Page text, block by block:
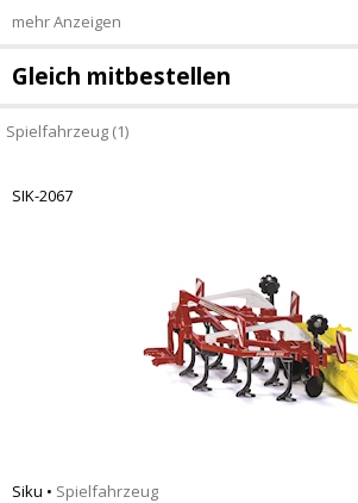
mehr Anzeigen
Gleich mitbestellen
Spielfahrzeug (1)
SIK-2067
Siku • Spielfahrzeug